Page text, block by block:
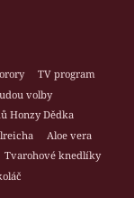
TV program
volby
Honzy Dědka
Aloe vera
Tvarohové knedlíky